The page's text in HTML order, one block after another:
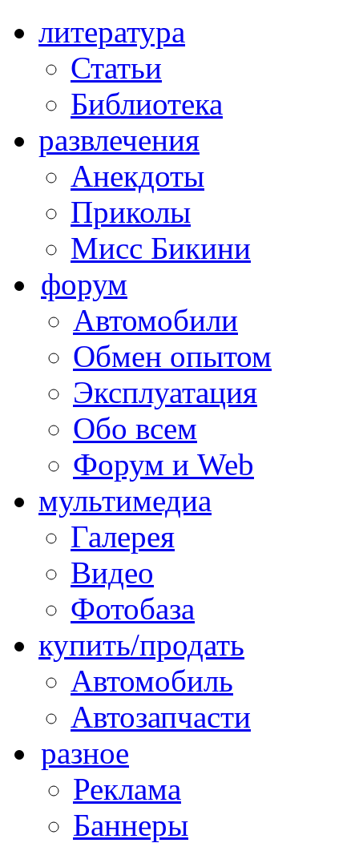
литература
Статьи
Библиотека
развлечения
Анекдоты
Приколы
Мисс Бикини
форум
Автомобили
Обмен опытом
Эксплуатация
Обо всем
Форум и Web
мультимедиа
Галерея
Видео
Фотобаза
купить/продать
Автомобиль
Автозапчасти
разное
Реклама
Баннеры